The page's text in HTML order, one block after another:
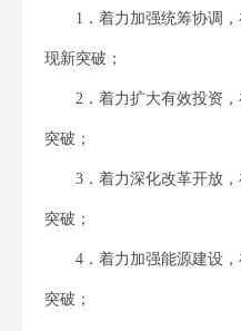
1．着力加强统筹协调
现新突破；
2．着力扩大有效投资
突破；
3．着力深化改革开放
突破；
4．着力加强能源建设
突破；